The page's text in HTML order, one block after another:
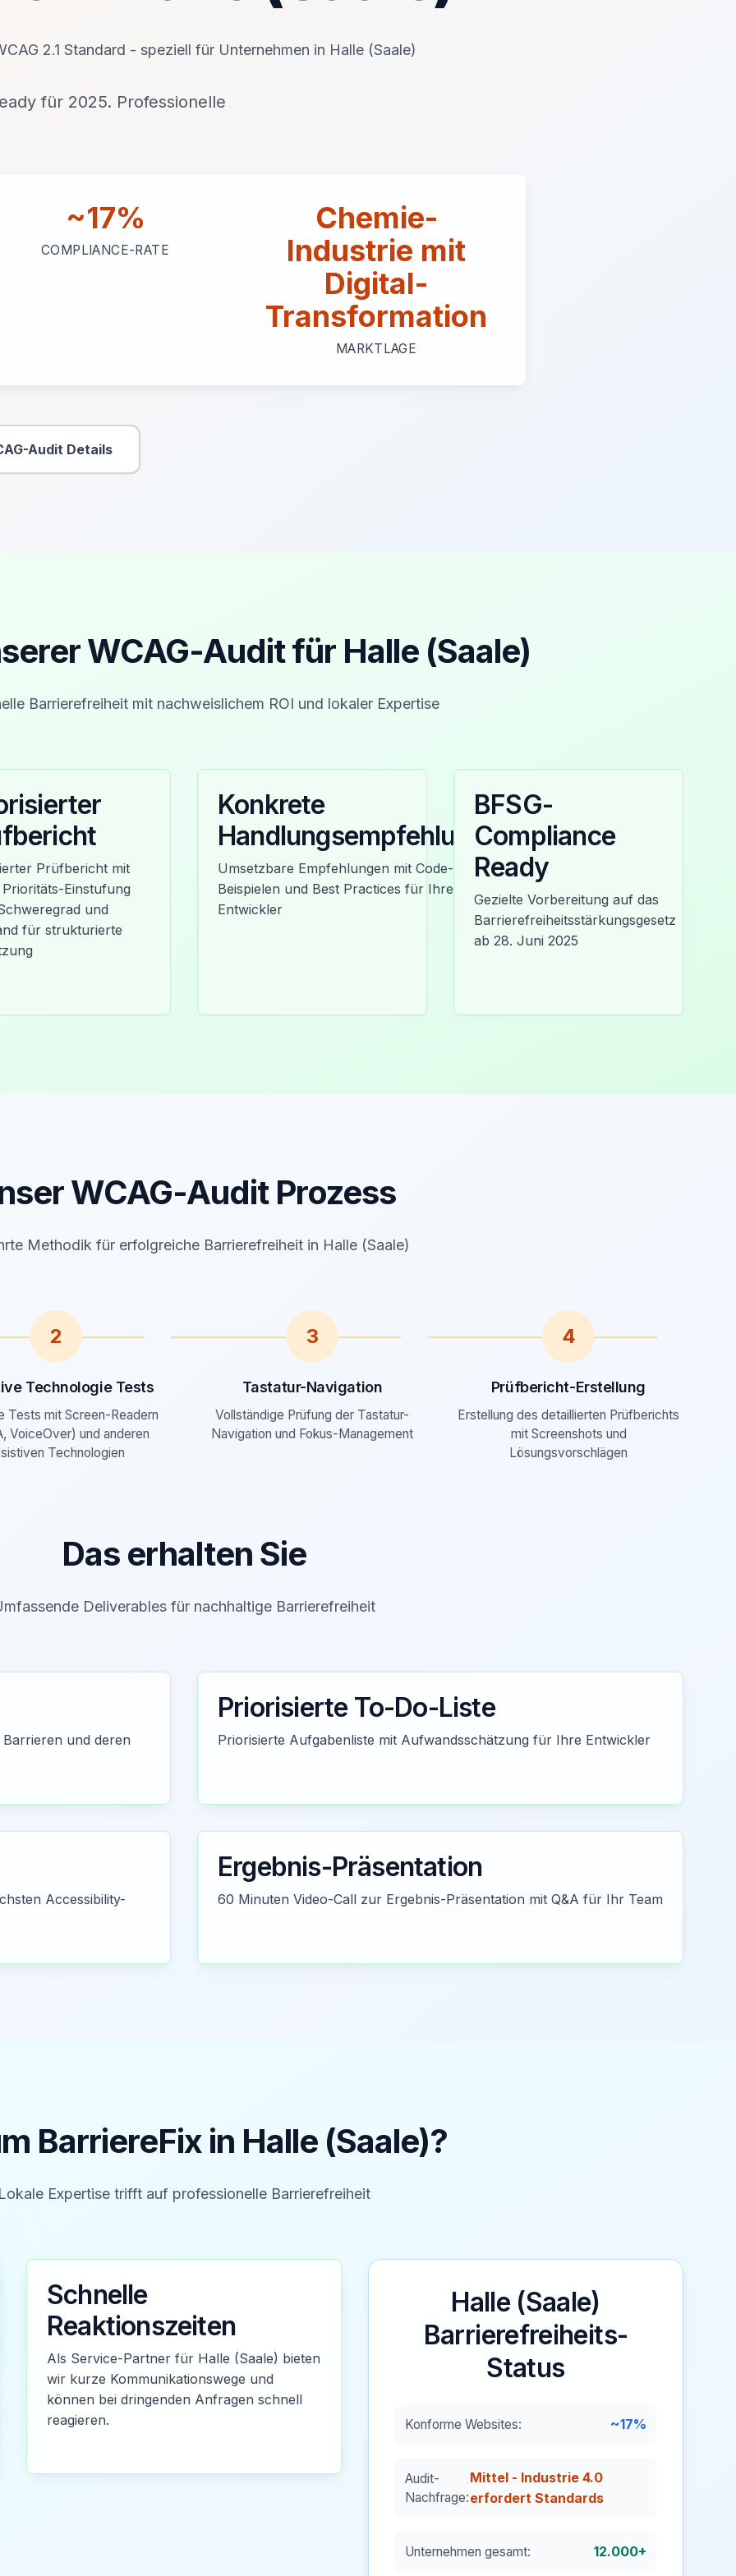
2.1 Standard - speziell für Unternehmen in Halle (Saale)
für 2025. Professionelle
~17%
COMPLIANCE-RATE
Chemie-
Industrie mit
Digital-
Transformation
MARKTLAGE
Audit Details
Sekundäre Aktion
WCAG-Audit für Halle (Saale)
Barrierefreiheit mit nachweislichem ROI und lokaler Expertise
Prüfbericht mit
Einstufung
und
für strukturierte
Konkrete
Handlungsempfehlungen
Umsetzbare Empfehlungen mit Code-
Beispielen und Best Practices für Ihre
Entwickler
BFSG-
Compliance
Ready
Gezielte Vorbereitung auf das
Barrierefreiheitsstärkungsgesetz
ab 28. Juni 2025
WCAG-Audit Prozess
Methodik für erfolgreiche Barrierefreiheit in Halle (Saale)
2
Technologie Tests
Tests mit Screen-Readern
VoiceOver) und anderen
Technologien
3
Tastatur-Navigation
Vollständige Prüfung der Tastatur-
Navigation und Fokus-Management
4
Prüfbericht-Erstellung
Erstellung des detaillierten Prüfberichts
mit Screenshots und
Lösungsvorschlägen
Das erhalten Sie
Deliverables für nachhaltige Barrierefreiheit
und deren
Priorisierte To-Do-Liste
Priorisierte Aufgabenliste mit Aufwandsschätzung für Ihre Entwickler
Accessibility-
Ergebnis-Präsentation
60 Minuten Video-Call zur Ergebnis-Präsentation mit Q&A für Ihr Team
BarriereFix in Halle (Saale)?
Expertise trifft auf professionelle Barrierefreiheit
Schnelle
Reaktionszeiten
Als Service-Partner für Halle (Saale) bieten
wir kurze Kommunikationswege und
können bei dringenden Anfragen schnell
reagieren.
Halle (Saale)
Barrierefreiheits-
Status
Konforme Websites: ~17%
Audit-
Nachfrage:
Mittel - Industrie 4.0
erfordert Standards
Unternehmen gesamt: 12.000+